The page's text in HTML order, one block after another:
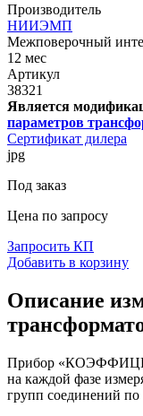
Производитель
НИИЭМП
Межповерочный
12 мес
Артикул
38321
Является
параметров
Сертификат дилера
jpg
Под заказ
Цена по запросу
Запросить КП
Добавить в корзину
Описание
Прибор
на каждой фазе
групп соединений